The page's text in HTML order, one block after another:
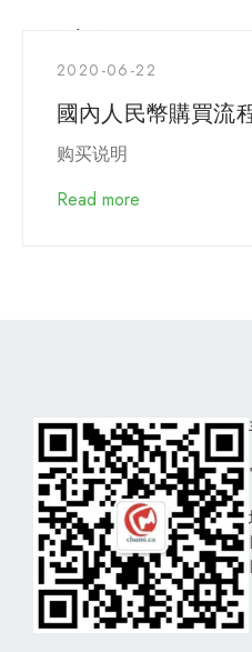
2020-06-22
國內人民幣購買流
购买说明
Read more